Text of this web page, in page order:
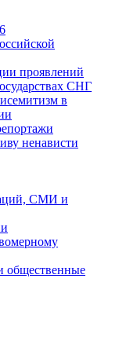
проявлений
СНГ
в
ненависти
СМИ и
общественные